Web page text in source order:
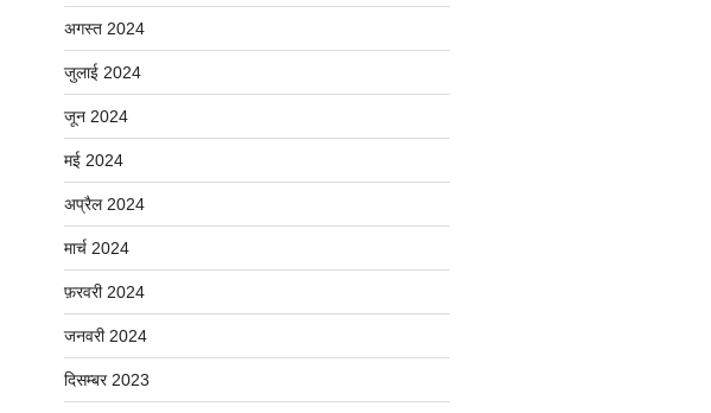
अगस्त 2024
जुलाई 2024
जून 2024
मई 2024
अप्रैल 2024
मार्च 2024
फ़रवरी 2024
जनवरी 2024
दिसम्बर 2023